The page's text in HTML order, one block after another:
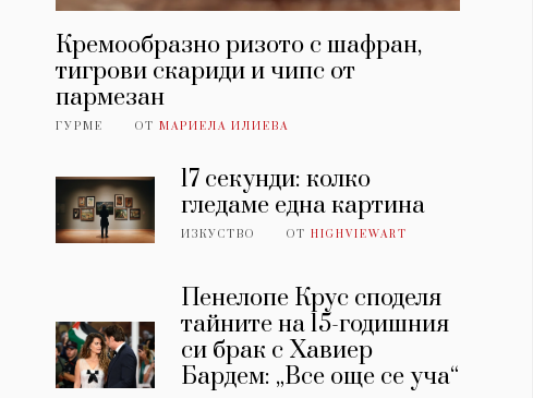
Кремообразно ризото с шафран,
тигрови скариди и чипс от
пармезан
ГУРМЕ ОТ МАРИЕЛА ИЛИЕВА
17 секунди: колко
гледаме една картина
ИЗКУСТВО ОТHIGHVIEWART
Пенелопе Крус споделя
тайните на 15-годишния
си брак с Хавиер
Бардем: „Все още се уча“